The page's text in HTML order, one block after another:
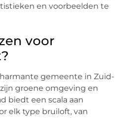
en voorbeelden te
voor
gemeente in Zuid-
groene omgeving en
biedt een scala aan
elk type bruiloft, van